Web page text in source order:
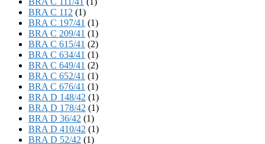
BRA C 112 (1)
BRA C 197/41 (1)
BRA C 209/41 (1)
BRA C 615/41 (2)
BRA C 634/41 (1)
BRA C 649/41 (2)
BRA C 652/41 (1)
BRA C 676/41 (1)
BRA D 148/42 (1)
BRA D 178/42 (1)
BRA D 36/42 (1)
BRA D 410/42 (1)
BRA D 52/42 (1)